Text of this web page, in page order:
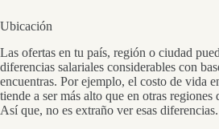
Ubicación
Las ofertas en tu país, región o ciudad
diferencias salariales considerables con
encuentras. Por ejemplo, el costo de vida
tiende a ser más alto que en otras regiones
Así que, no es extraño ver esas